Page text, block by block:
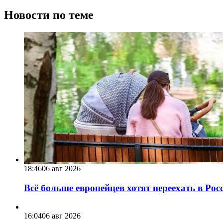
Новости по теме
18:4606 авг 2026
Всё больше европейцев хотят переехать в
16:0406 авг 2026